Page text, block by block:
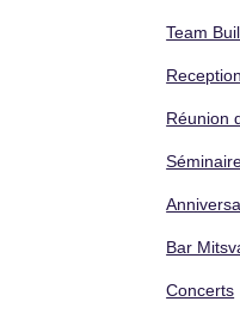
Team
Reception
Réunion
Bar
Concerts